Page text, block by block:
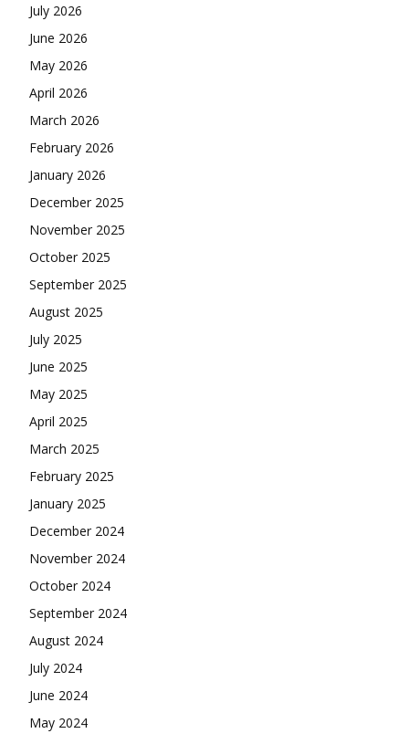
July 2026
June 2026
May 2026
April 2026
March 2026
February 2026
January 2026
December 2025
November 2025
October 2025
September 2025
August 2025
July 2025
June 2025
May 2025
April 2025
March 2025
February 2025
January 2025
December 2024
November 2024
October 2024
September 2024
August 2024
July 2024
June 2024
May 2024